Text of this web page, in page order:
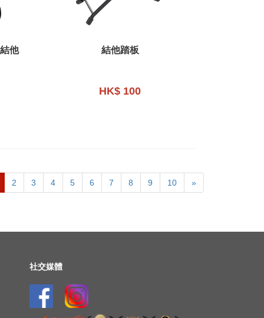
他 結他踏板
HK$ 100
2 3 4 5 6 7 8 9 10 »
社交媒體